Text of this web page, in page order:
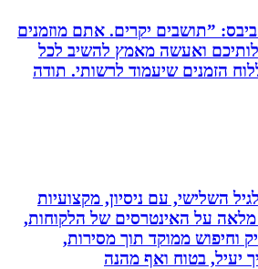
”תושבים יקרים. אתם מוזמנים
ואעשה מאמץ להשיב לכל
שיעמוד לרשותי. תודה
השלישי, עם ניסיון, מקצועיות
על האינטרסים של הלקוחות,
ממוקד תוך מסירות,
בטוח ואף מהנה